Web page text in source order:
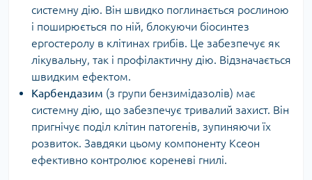
системну дію. Він швидко поглинається рослиною
і поширюється по ній, блокуючи біосинтез
ергостеролу в клітинах грибів. Це забезпечує як
лікувальну, так і профілактичну дію. Відзначається
швидким ефектом.
Карбендазим (з групи бензимідазолів) має
системну дію, що забезпечує тривалий захист. Він
пригнічує поділ клітин патогенів, зупиняючи їх
розвиток. Завдяки цьому компоненту Ксеон
ефективно контролює кореневі гнилі.